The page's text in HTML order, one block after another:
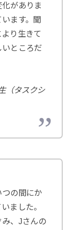
がありま
ます。聞
り生きて
ところだ
（タスクシ
の間にか
ました。
み、Jさんの